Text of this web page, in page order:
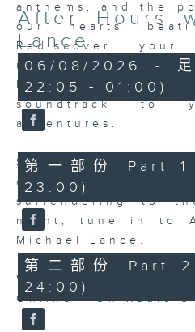
anthems, and the
our hearts
Rediscover
uncover hidden
Hours' gives
soundtrack to
adventures.
So, whether
comfy chair,
surrendering to
night, tune in to
Michael Lance .
Weekdays 10:05pm
Online - On Radio 3
After Hours
Lance
06/08/2026 -
22:05 - 01:00)
第一部份 Part
23:00)
第二部份 Part
24:00)